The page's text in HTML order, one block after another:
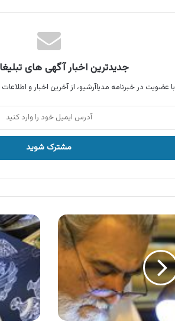
جدیدترین اخبار آگهی های
با عضویت در خبرنامه مدیاآرشیو، از آخرین اخبار و
نگارگری
اصفهان